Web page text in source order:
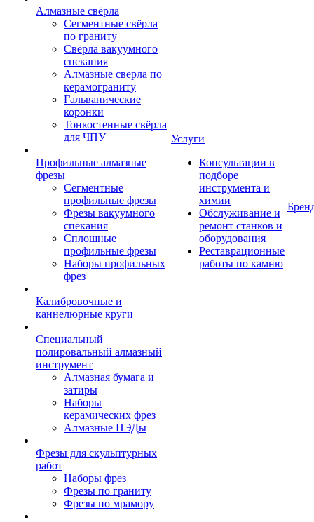
Алмазные свёрла
Сегментные свёрла
по граниту
Свёрла вакуумного
спекания
Алмазные сверла по
керамограниту
Гальванические
коронки
Тонкостенные свёрла
для ЧПУ
Профильные алмазные
фрезы
Сегментные
профильные фрезы
Фрезы вакуумного
спекания
Сплошные
профильные фрезы
Наборы профильных
фрез
Калибровочные и
каннелюрные круги
Специальный
полировальный алмазный
инструмент
Алмазная бумага и
затиры
Наборы
керамических фрез
Алмазные ПЭДы
Фрезы для скульптурных
работ
Наборы фрез
Фрезы по граниту
Фрезы по мрамору
Услуги
Консультации в
подборе
инструмента и
химии
Обслуживание и
ремонт станков и
оборудования
Реставрационные
работы по камню